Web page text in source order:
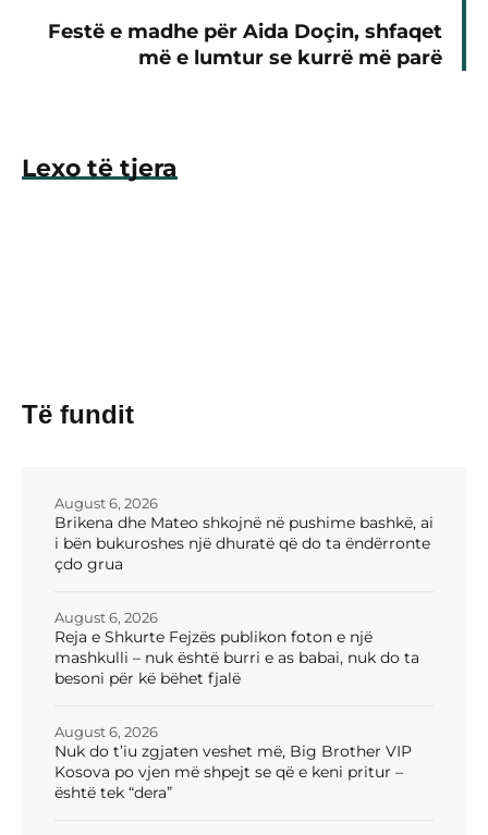
Festë e madhe për Aida Doçin, shfaqet
më e lumtur se kurrë më parë
Lexo të tjera
Të fundit
Brikena dhe Mateo shkojnë në pushime bashkë, ai
i bën bukuroshes një dhuratë që do ta ëndërronte
çdo grua
August 6, 2026
Reja e Shkurte Fejzës publikon foton e një
mashkulli – nuk është burri e as babai, nuk do ta
besoni për kë bëhet fjalë
August 6, 2026
Nuk do t’iu zgjaten veshet më, Big Brother VIP
Kosova po vjen më shpejt se që e keni pritur –
është tek “dera”
August 6, 2026